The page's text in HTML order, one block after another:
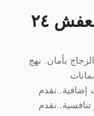
شركة الانجاز السريعة لنقل العفش ٢٤
بأمان. نهج
إضافية..نقدم